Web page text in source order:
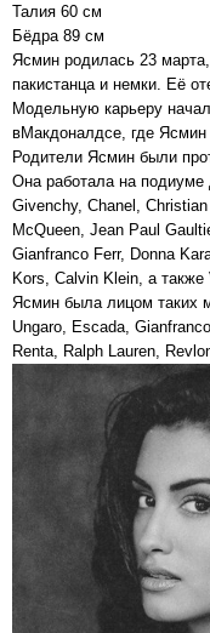
Талия 60 см
Бёдра 89 см
Ясмин родилась 23
пакистанца и немки. Её
Модельную карьеру
вМакдоналдсе, где Ясмин
Родители Ясмин были
Она работала на подиуме
Givenchy, Chanel,
McQueen, Jean Paul
Gianfranco Ferr, Donna
Kors, Calvin Klein, а также
Ясмин была лицом таких
Ungaro, Escada,
Renta, Ralph Lauren,